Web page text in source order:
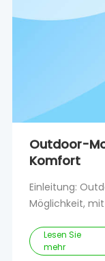
Outdoor-
Komfort
Einleitung:
Möglichkeit,
genießen.Für
Mobilität kann
Lesen Sie
mehr